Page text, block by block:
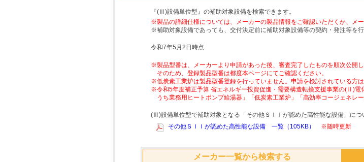
『(Ⅲ)設備単位型』の補助対象設備を検索できます。
※製品の詳細仕様については、メーカーの製品情報をご確認いただくか、メー
※補助対象設備であっても、交付決定前に補助対象設備等の契約・発注等を
令和7年5月2日時点
※製品型番は、メーカーより申請があった後、審査完了したものを順次公開し
そのため、登録製品型番は都度本ページにてご確認ください。
※低炭素工業炉は製品型番登録を行っていません。申請を検討されている方は
※令和5年度補正予算 省エネルギー投資促進・需要構造転換支援事業の(Ⅱ)電
うち業務用ヒートポンプ給湯器」「低炭素工業炉」「高効率コージェネレ
(Ⅲ)設備単位型で補助対象となる「その他ＳＩＩが認めた高性能な設備」につ
その他ＳＩＩが認めた高性能な設備 一覧（105KB）
※随時更新
メーカー一覧から検索する